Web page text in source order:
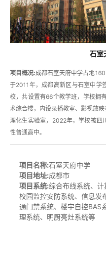
石室
项目概况:成都石室天府中学占地
于2011年，成都高新区与石室中学
校，共设置有66个教学班，学校拥
术综合楼，内设录播教室、影视放
理化生实验室，2022年，学校被四
性普通高中。
项目名称:石室天府中学
项目地址:成都市
项目系统:综合布线系统、计
校园监控安防系统、信息发
通门禁系统、楼宇自控BAS
理系统、明厨亮灶系统等